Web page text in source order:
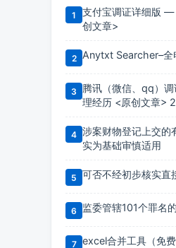
支付宝调证详细版 —
创文章>
Anytxt Searcher–全
腾讯（微信、qq）
理经历 <原创文章>
涉案财物登记上交的
实为基础审慎适用
可否不经初步核实直
监委管辖101个罪名
excel合并工具（免